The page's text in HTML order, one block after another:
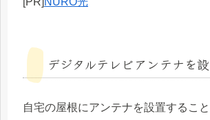
デジタルテレビアンテナを
自宅の屋根にアンテナを設置するこ